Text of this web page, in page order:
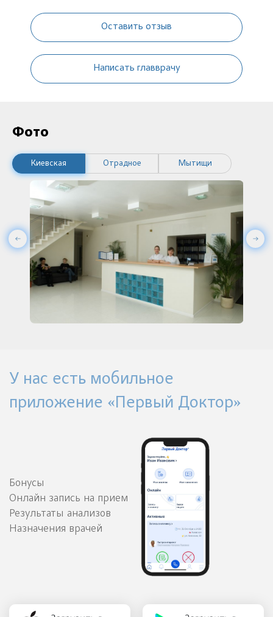
Оставить отзыв
Написать главврачу
Фото
Киевская Отрадное Мытищи
У нас есть мобильное
приложение «Первый Доктор»
Бонусы
Онлайн запись на прием
Результаты анализов
Назначения врачей